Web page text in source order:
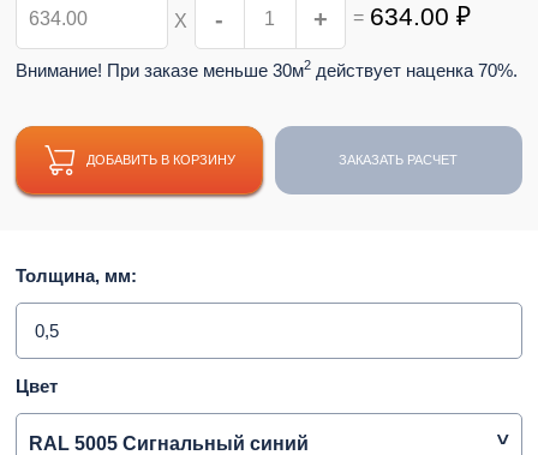
Х - + = 634.00 ₽
Внимание! При заказе меньше 30м2 действует наценка 70%.
ДОБАВИТЬ В КОРЗИНУ ЗАКАЗАТЬ РАСЧЕТ
Толщина, мм:
0,5
Цвет
RAL 5005 Сигнальный синий